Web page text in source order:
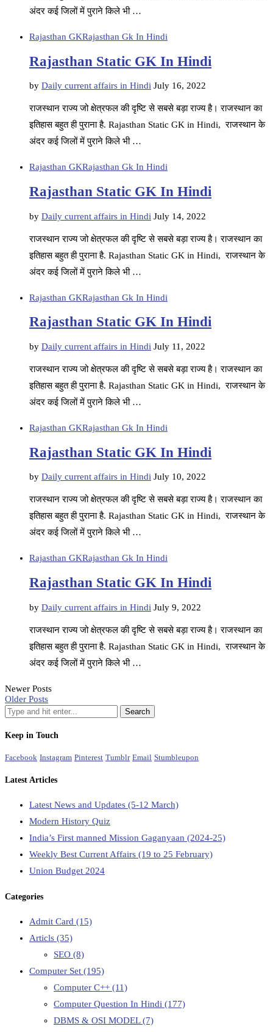
अंदर कई जिलों में पुराने किले भी …
Rajasthan GKRajasthan Gk In Hindi
Rajasthan Static GK In Hindi
by Daily current affairs in Hindi July 16, 2022
राजस्थान राज्य जो क्षेत्रफल की दृष्टि से सबसे बड़ा राज्य है। राजस्थान का
इतिहास बहुत ही पुराना है. Rajasthan Static GK in Hindi, राजस्थान के
अंदर कई जिलों में पुराने किले भी …
Rajasthan GKRajasthan Gk In Hindi
Rajasthan Static GK In Hindi
by Daily current affairs in Hindi July 14, 2022
राजस्थान राज्य जो क्षेत्रफल की दृष्टि से सबसे बड़ा राज्य है। राजस्थान का
इतिहास बहुत ही पुराना है. Rajasthan Static GK in Hindi, राजस्थान के
अंदर कई जिलों में पुराने किले भी …
Rajasthan GKRajasthan Gk In Hindi
Rajasthan Static GK In Hindi
by Daily current affairs in Hindi July 11, 2022
राजस्थान राज्य जो क्षेत्रफल की दृष्टि से सबसे बड़ा राज्य है। राजस्थान का
इतिहास बहुत ही पुराना है. Rajasthan Static GK in Hindi, राजस्थान के
अंदर कई जिलों में पुराने किले भी …
Rajasthan GKRajasthan Gk In Hindi
Rajasthan Static GK In Hindi
by Daily current affairs in Hindi July 10, 2022
राजस्थान राज्य जो क्षेत्रफल की दृष्टि से सबसे बड़ा राज्य है। राजस्थान का
इतिहास बहुत ही पुराना है. Rajasthan Static GK in Hindi, राजस्थान के
अंदर कई जिलों में पुराने किले भी …
Rajasthan GKRajasthan Gk In Hindi
Rajasthan Static GK In Hindi
by Daily current affairs in Hindi July 9, 2022
राजस्थान राज्य जो क्षेत्रफल की दृष्टि से सबसे बड़ा राज्य है। राजस्थान का
इतिहास बहुत ही पुराना है. Rajasthan Static GK in Hindi, राजस्थान के
अंदर कई जिलों में पुराने किले भी …
Newer Posts
Older Posts
Keep in Touch
Facebook Instagram Pinterest Tumblr Email Stumbleupon
Latest Articles
Latest News and Updates (5-12 March)
Modern History Quiz
India’s First manned Mission Gaganyaan (2024-25)
Weekly Best Current Affairs (19 to 25 February)
Union Budget 2024
Categories
Admit Card (15)
Articls (35)
SEO (8)
Computer Set (195)
Computer C++ (11)
Computer Question In Hindi (177)
DBMS & OSI MODEL(7)